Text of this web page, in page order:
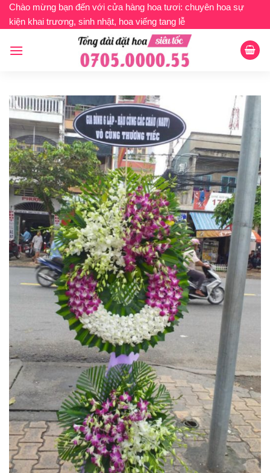
Bỏ
qua
dung
Chào mừng bạn đến với cửa hàng hoa tươi: chuyên hoa sự
kiện khai trương, sinh nhật, hoa viếng tang lễ